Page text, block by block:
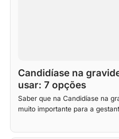
Candidíase na
usar: 7 opções
Saber que na Candidíase na
muito importante para a